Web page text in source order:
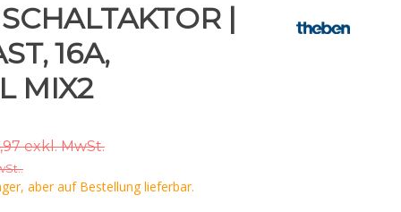
|
16A,
MIX2
exkl. MwSt.
aber auf Bestellung lieferbar.